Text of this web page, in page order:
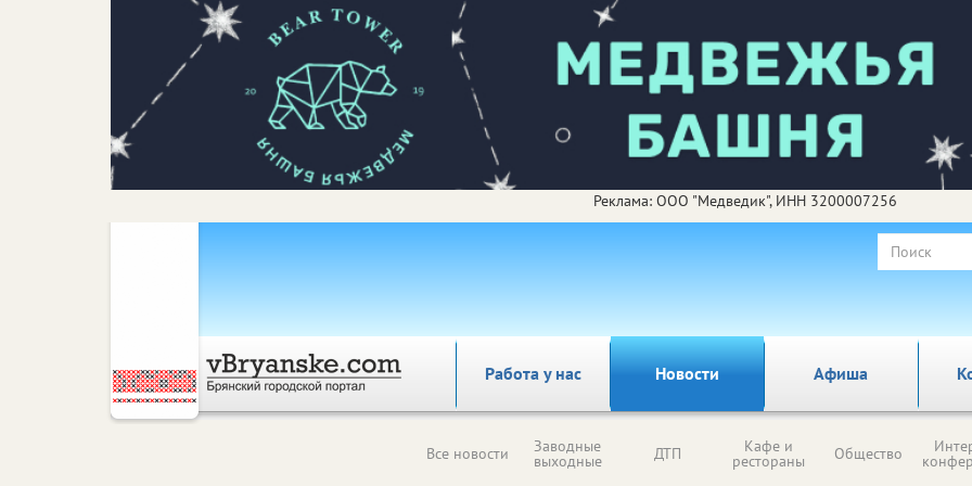
Реклама: ООО "Медведик", ИНН 3200007256
Работа у нас Новости Афиша
Все новости Заводные
выходные ДТП Кафе и
рестораны Общество